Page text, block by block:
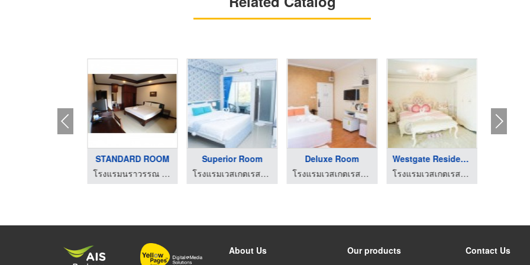
STANDARD ROOM
โรงแรมนราวรรณ หัวหิน
Superior Room
โรงแรมเวสเกตเรสซิเดนท์
Deluxe Room
โรงแรมเวสเกตเรสซิเดนท์
Westgate Residence H ...
โรงแรมเวสเกตเรสซิเดนท์
About Us Our products Contact Us